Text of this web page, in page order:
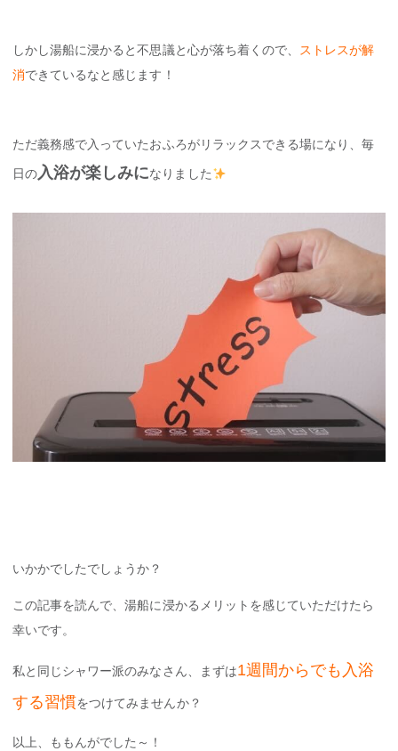
しかし湯船に浸かると不思議と心が落ち着くので、
ストレスが解
消できているなと感じます！
ただ義務感で入っていたおふろがリラックスできる場になり、毎
日の入浴が楽しみになりました
いかかでしたでしょうか？
この記事を読んで、湯船に浸かるメリットを感じていただけたら
幸いです。
私と同じシャワー派のみなさん、まずは1週間からでも入浴
する習慣をつけてみませんか？
以上、ももんがでした～！